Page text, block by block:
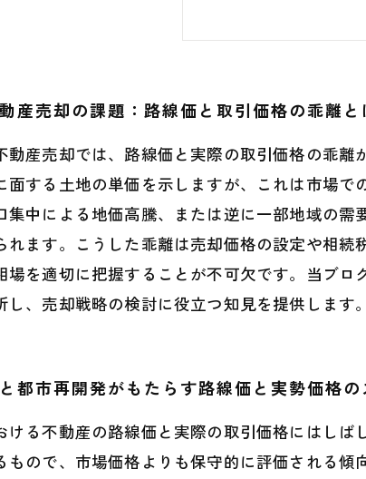
乖離分析から見
取引戦略の構築
成功する不動産
産売却の課題：路線価と取引価格の乖離と
動産売却では、路線価と実際の取引価格の乖
面する土地の単価を示しますが、これは市場
集中による地価高騰、または逆に一部地域の
れます。こうした乖離は売却価格の設定や相
場を適切に把握することが不可欠です。当ブ
し、売却戦略の検討に役立つ知見を提供します
都市再開発がもたらす路線価と実勢価格の
ける不動産の路線価と実際の取引価格にはし
もので、市場価格よりも保守的に評価される